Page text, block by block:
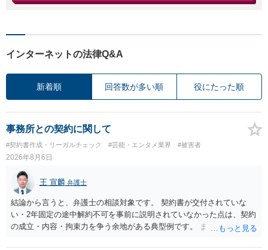
インターネットの法律Q&A
新着順 回答数が多い順 役にたった順
事務所との契約に関して
#契約書作成・リーガルチェック #芸能・エンタメ業界 #被害者
2026年8月6日
王 宣麟 弁護士
結論から言うと、弁護士の相談対象です。 契約書が交付されていな
い・2年固定の途中解約不可を事前に説明されていなかった点は、契約
の成立・内容・拘束力を争う余地がある典型例です。 まずは、運営と